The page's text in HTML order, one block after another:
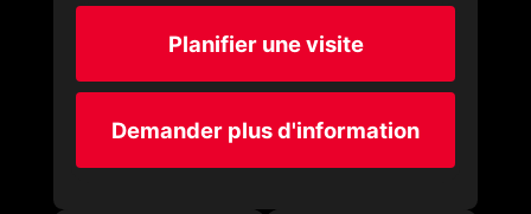
Planifier une visite
Demander plus d'information